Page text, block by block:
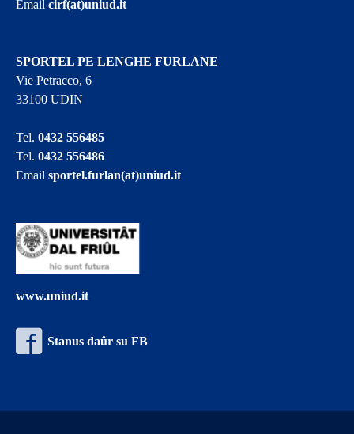
Emailcirf(at)uniud.it
SPORTEL PE LENGHE FURLANE
Vie Petracco, 6
33100 UDIN
Tel.0432 556485
Tel.0432 556486
Emailsportel.furlan(at)uniud.it
www.uniud.it
Stanus daûr su FB